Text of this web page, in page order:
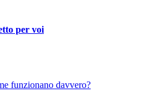
per voi
funzionano davvero?